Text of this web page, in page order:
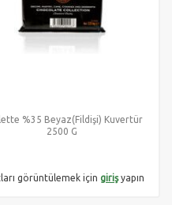
%35 Beyaz(Fildişi) Kuvertür
2500 G
görüntülemek için girişyapın